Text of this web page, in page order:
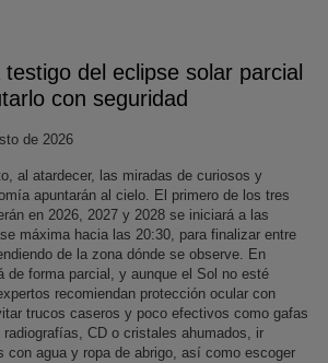
del eclipse solar parcial
con seguridad
de 2026
al atardecer, las miradas de curiosos y
apuntarán al cielo. El primero de los tres
en 2026, 2027 y 2028 se iniciará a las
máxima hacia las 20:30, para finalizar entre
de la zona dónde se observe. En
de forma parcial, y aunque el Sol no esté
recomiendan protección ocular con
trucos caseros y poco efectivos como gafas
CD o cristales ahumados, ir
con agua y ropa de abrigo, así como escoger